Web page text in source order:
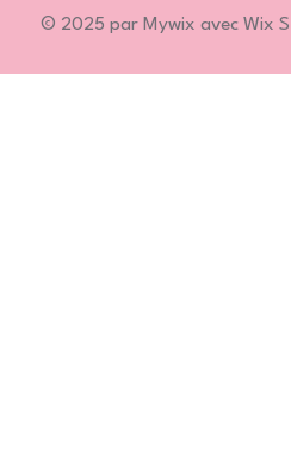
© 2025 par Mywix avec Wix